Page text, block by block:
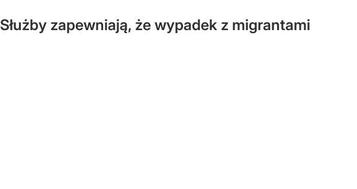
zapewniają, że wypadek z migrantami